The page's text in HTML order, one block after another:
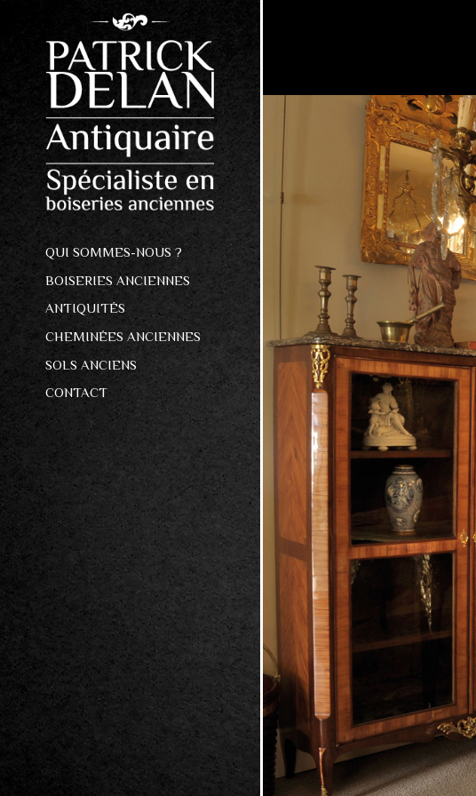
QUI SOMMES-NOUS ?
BOISERIES ANCIENNES
ANTIQUITÉS
CHEMINÉES ANCIENNES
SOLS ANCIENS
CONTACT
1 / 4